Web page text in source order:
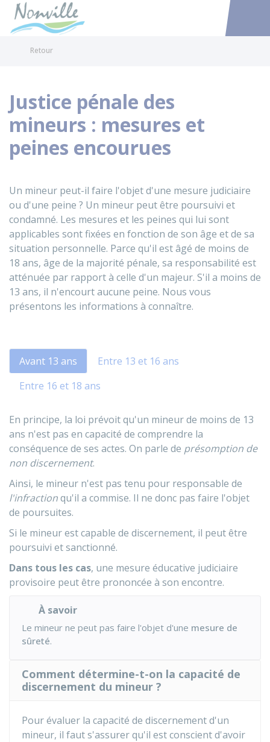
Accéder
Retour
Justice pénale des
mineurs : mesures et
peines encourues
Un mineur peut-il faire l'objet d'une mesure judiciaire
ou d'une peine ? Un mineur peut être poursuivi et
condamné. Les mesures et les peines qui lui sont
applicables sont fixées en fonction de son âge et de sa
situation personnelle. Parce qu'il est âgé de moins de
18 ans, âge de la majorité pénale, sa responsabilité est
atténuée par rapport à celle d'un majeur. S'il a moins de
13 ans, il n'encourt aucune peine. Nous vous
présentons les informations à connaître.
Avant 13 ans
Entre 13 et 16 ans
Entre 16 et 18 ans
En principe, la loi prévoit qu'un mineur de moins de 13
ans n'est pas en capacité de comprendre la
conséquence de ses actes. On parle de présomption de
non discernement.
Ainsi, le mineur n'est pas tenu pour responsable de
l'infractionqu'il a commise. Il ne donc pas faire l'objet
de poursuites.
Si le mineur est capable de discernement, il peut être
poursuivi et sanctionné.
Dans tous les cas, une mesure éducative judiciaire
provisoire peut être prononcée à son encontre.
À savoir
Le mineur ne peut pas faire l'objet d'une mesure de
sûreté.
Comment détermine-t-on la capacité de
discernement du mineur ?
Pour évaluer la capacité de discernement d'un
mineur, il faut s'assurer qu'il est conscient d'avoir